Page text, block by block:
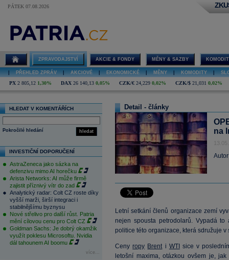
PÁTEK 07.08.2026
ZPRAVODAJSTVÍ AKCIE & FONDY MĚNY & SAZBY
PŘEHLED ZPRÁV AKCIOVÉ EKONOMICKÉ MĚNY KOMODITY
PX 2 805,12 1,30% DAX 26 140,13 0,05% CZK/€ 24,229 0,02% CZK/$ 21,031 0,02%
HLEDAT V KOMENTÁŘÍCH
hledat
Pokročilé hledání
INVESTIČNÍ DOPORUČENÍ
AstraZeneca jako sázka na
defenzivu mimo AI horečku
Arista Networks: AI může firmě
zajistit příznivý vítr do zad
Analytický radar: Colt CZ roste díky
vyšší marži, širší integraci i
stabilnějšímu byznysu
Nové střelivo pro další růst. Patria
mění cílovou cenu pro Colt CZ
Goldman Sachs: Je dobrý okamžik
využít poklesu Microsoftu. Nvidia
dál tahounem AI boomu
více...
Detail - články
na
Letní setkání členů organizace zemí
nejen spousta petrodolarů. Vypadá
politice této organizace, která sdružuje
Cenyropy Brenti WTI sice v
letošní maxima, otázkou ovšem je,